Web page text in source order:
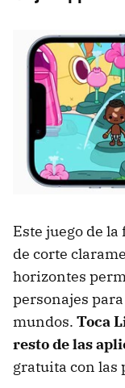
Este juego de
de corte
horizontes
personajes
mundos. Toca
resto de las
gratuita con las